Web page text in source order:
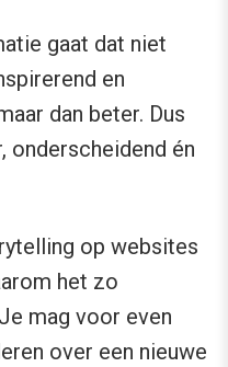
gaat dat niet
en
dan beter. Dus
onderscheidend én
op websites
het zo
mag voor even
over een nieuwe